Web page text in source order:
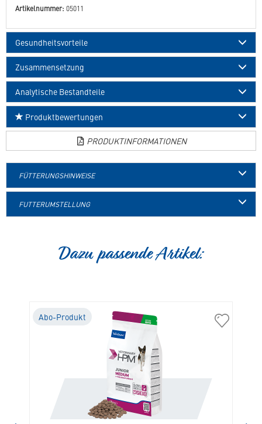
Artikelnummer: 05011
Gesundheitsvorteile
Zusammensetzung
Analytische Bestandteile
Produktbewertungen
PRODUKTINFORMATIONEN
FÜTTERUNGSHINWEISE
FUTTERUMSTELLUNG
Dazu passende Artikel:
Abo-Produkt
05021